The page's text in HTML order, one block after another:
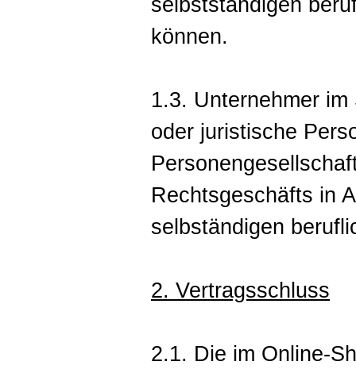
selbstständigen
können.
1.3. Unternehmer
oder juristische
Rechtsgeschäfts in
selbständigen
2. Vertragsschluss
2.1. Die im Online-